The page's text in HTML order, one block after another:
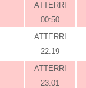
ATTERRI
00:50
ATTERRI
22:19
ATTERRI
23:01